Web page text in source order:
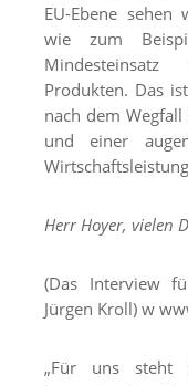
EU-Ebene sehen
wie zum
Produkten. Das
nach dem
und einer
Herr Hoyer, vielen
(Das Interview
Jürgen Kroll) w
„Für uns steht